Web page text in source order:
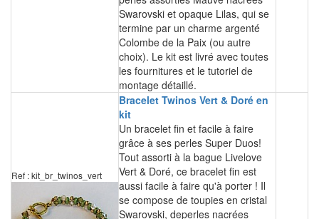
Swarovski et opaque Lilas, qui se
termine par un charme argenté
Colombe de la Paix (ou autre
choix). Le kit est livré avec toutes
les fournitures et le tutoriel de
montage détaillé.
Ref : kit_br_twinos_vert
Bracelet Twinos Vert & Doré en
kit
Un bracelet fin et facile à faire
grâce à ses perles Super Duos!
Tout assorti à la bague Livelove
Vert & Doré, ce bracelet fin est
aussi facile à faire qu'à porter ! Il
se compose de toupies en cristal
Swarovski, deperles nacrées